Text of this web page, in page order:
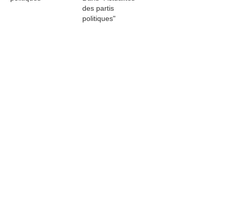
des partis
politiques"